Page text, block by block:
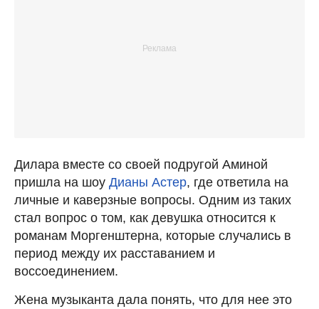
Дилара вместе со своей подругой Аминой
пришла на шоу Дианы Астер, где ответила на
личные и каверзные вопросы. Одним из таких
стал вопрос о том, как девушка относится к
романам Моргенштерна, которые случались в
период между их расставанием и
воссоединением.
Жена музыканта дала понять, что для нее это